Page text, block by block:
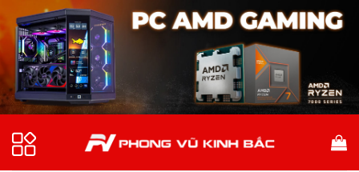
qua
nội
dung